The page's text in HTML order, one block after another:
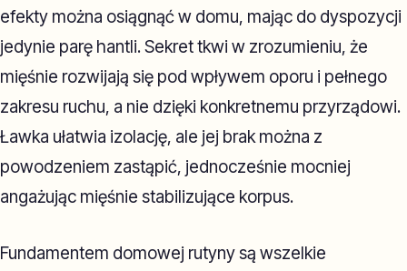
efekty można osiągnąć w domu, mając do dyspozycji
jedynie parę hantli. Sekret tkwi w zrozumieniu, że
mięśnie rozwijają się pod wpływem oporu i pełnego
zakresu ruchu, a nie dzięki konkretnemu przyrządowi.
Ławka ułatwia izolację, ale jej brak można z
powodzeniem zastąpić, jednocześnie mocniej
angażując mięśnie stabilizujące korpus.
Fundamentem domowej rutyny są wszelkie